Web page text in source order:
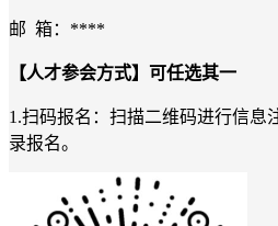
邮 箱：****
【人才参会方式】可任选其一
1.扫码报名： 扫描二维码进行信息
录报名。